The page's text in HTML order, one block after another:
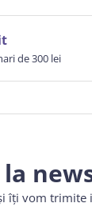
de 300 lei
la
îți vom